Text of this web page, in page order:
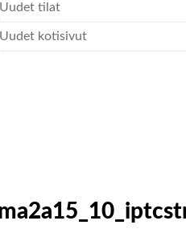
Uudet tilat
Uudet kotisivut